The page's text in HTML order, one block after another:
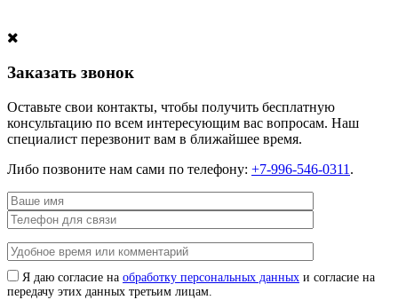
Заказать звонок
Оставьте свои контакты, чтобы получить бесплатную
консультацию по всем интересующим вас вопросам. Наш
специалист перезвонит вам в ближайшее время.
Либо позвоните нам сами по телефону: +7-996-546-0311 .
Я даю согласие на обработку персональных данных и согласие на
передачу этих данных третьим лицам.